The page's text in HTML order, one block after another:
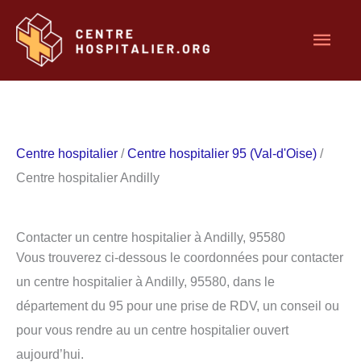
contenu
Centre hospitalier /Centre hospitalier 95 (Val-d'Oise) /
Centre hospitalier Andilly
Contacter un centre hospitalier à Andilly, 95580
Vous trouverez ci-dessous le coordonnées pour contacter
un centre hospitalier à Andilly, 95580, dans le
département du 95 pour une prise de RDV, un conseil ou
pour vous rendre au un centre hospitalier ouvert
aujourd’hui.